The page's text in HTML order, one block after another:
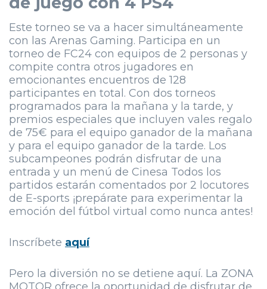
Este torneo se va a hacer simultáneamente
con las Arenas Gaming. Participa en un
torneo de FC24 con equipos de 2 personas y
compite contra otros jugadores en
emocionantes encuentros de 128
participantes en total. Con dos torneos
programados para la mañana y la tarde, y
premios especiales que incluyen vales regalo
de 75€ para el equipo ganador de la mañana
y para el equipo ganador de la tarde. Los
subcampeones podrán disfrutar de una
entrada y un menú de Cinesa Todos los
partidos estarán comentados por 2 locutores
de E-sports ¡prepárate para experimentar la
emoción del fútbol virtual como nunca antes!
Inscríbete aquí
Pero la diversión no se detiene aquí. La ZONA